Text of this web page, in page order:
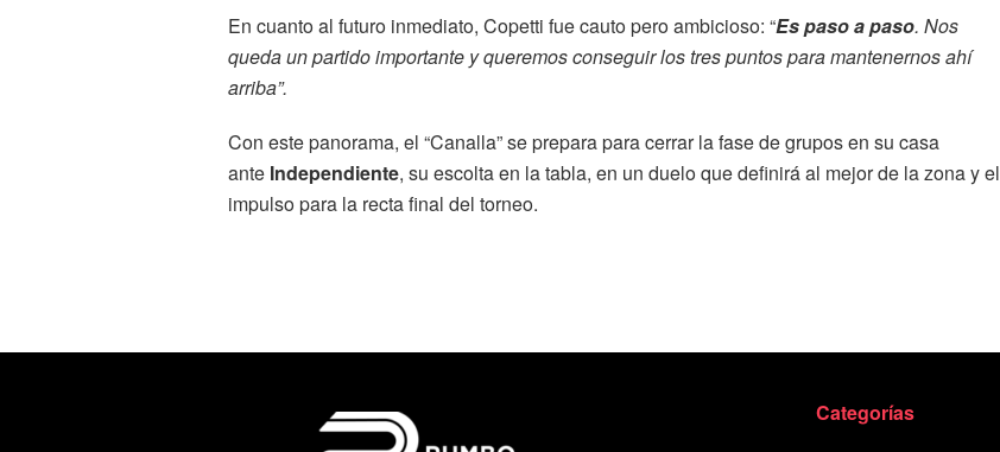
En cuanto al futuro inmediato, Copetti fue cauto pero ambicioso: “Es paso a paso. Nos
queda un partido importante y queremos conseguir los tres puntos para mantenernos ahí
arriba”.
Con este panorama, el “Canalla” se prepara para cerrar la fase de grupos en su casa
ante Independiente, su escolta en la tabla, en un duelo que definirá al mejor de la zona y el
impulso para la recta final del torneo.
Categorías